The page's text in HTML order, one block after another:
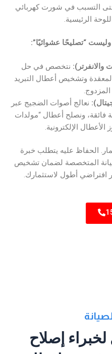
حتى التسبب في شورت كهربائي
الرئيسية.
“تصليحًا عشوائيًا”:
والانفرتر): نتخصص في حل
المعقدة وتشخيص أعطال التبريد
المزدوج.
نعالج أصوات الضجيج عبر
فائقة، ونصلح أعطال “مولدات
الأعطال الإلكترونية.
الحفاظ عليه يتطلب خبرة
المتخصصة لضمان تشخيص
افتراضي أطول لاستثمارك.
لخبراء إصلاح